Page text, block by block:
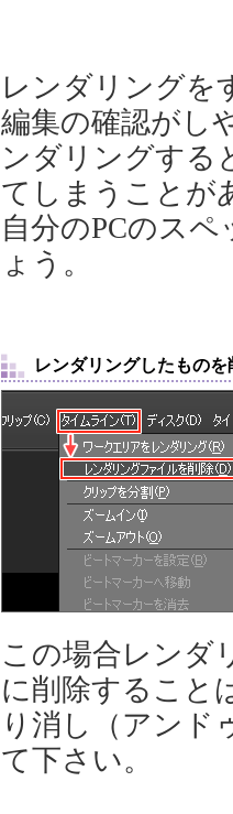
レンダリングを
編集の確認がし
ンダリングする
てしまうことが
自分のPCのス
ょう。
レンダリングしたものを
この場合レンダ
に削除すること
り消し（アンド
て下さい。